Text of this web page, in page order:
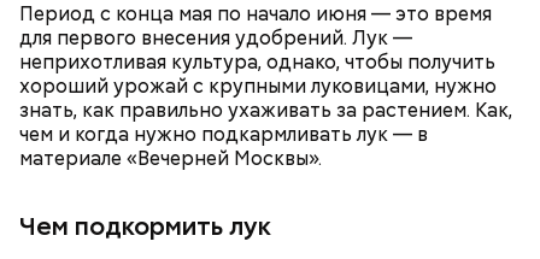
Период с конца мая по начало июня — это время
для первого внесения удобрений. Лук —
неприхотливая культура, однако, чтобы получить
хороший урожай с крупными луковицами, нужно
знать, как правильно ухаживать за растением. Как,
чем и когда нужно подкармливать лук — в
материале «Вечерней Москвы».
Чем подкормить лук
растительное масло;